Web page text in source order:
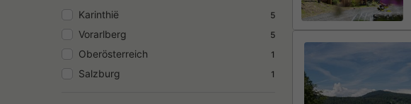
Karinthië 5
Vorarlberg 5
Oberösterreich 1
Salzburg 1